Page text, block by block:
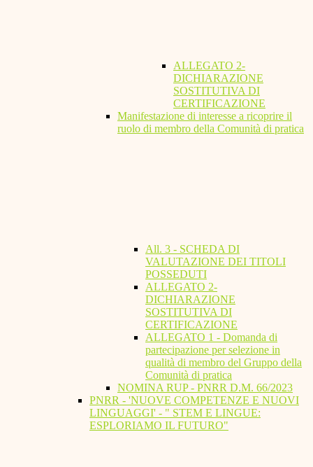
ALLEGATO 2-
DICHIARAZIONE
SOSTITUTIVA DI
CERTIFICAZIONE
Manifestazione di interesse a ricoprire il
ruolo di membro della Comunità di pratica
All. 3 - SCHEDA DI
VALUTAZIONE DEI TITOLI
POSSEDUTI
ALLEGATO 2-
DICHIARAZIONE
SOSTITUTIVA DI
CERTIFICAZIONE
ALLEGATO 1 - Domanda di
partecipazione per selezione in
qualità di membro del Gruppo della
Comunità di pratica
NOMINA RUP - PNRR D.M. 66/2023
PNRR - 'NUOVE COMPETENZE E NUOVI
LINGUAGGI' - " STEM E LINGUE:
ESPLORIAMO IL FUTURO"